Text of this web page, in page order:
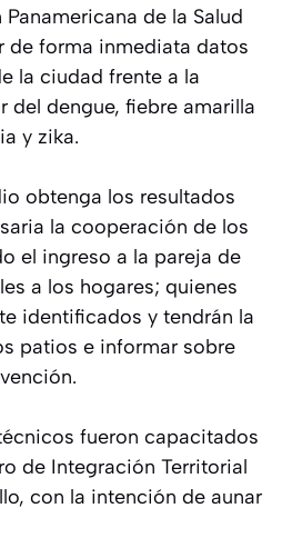
de la Salud
de forma inmediata datos
la ciudad frente a la
del dengue, fiebre amarilla
y zika.
obtenga los resultados
la cooperación de los
el ingreso a la pareja de
a los hogares; quienes
identificados y tendrán la
patios e informar sobre
fueron capacitados
de Integración Territorial
con la intención de aunar